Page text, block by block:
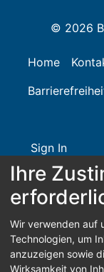
© 2026
Home
Sign In
Ihre
Wir verwenden auf
Technologien, um
anzuzeigen sowie
Wirksamkeit von